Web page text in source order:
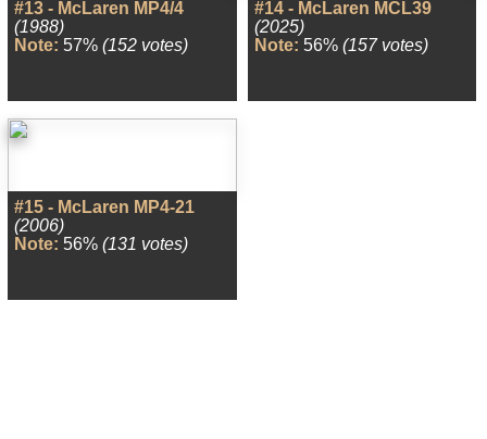
#13 - McLaren MP4/4
(1988)
Note: 57% (152 votes)
#14 - McLaren MCL39
(2025)
Note: 56% (157 votes)
#15 - McLaren MP4-21
(2006)
Note: 56% (131 votes)